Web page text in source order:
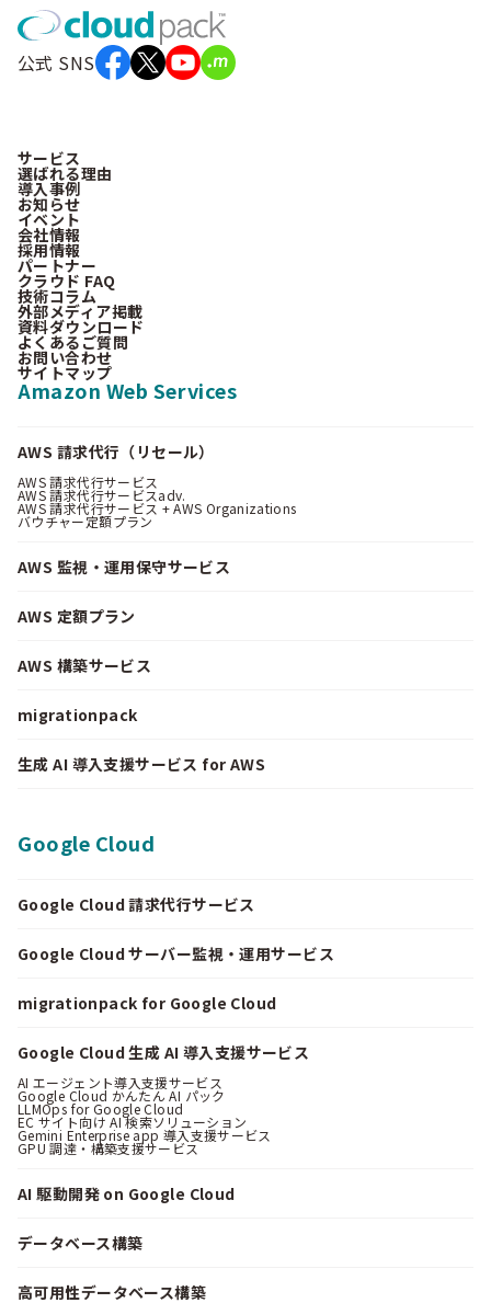
公式 SNS
サービス
選ばれる理由
導入事例
お知らせ
イベント
会社情報
採用情報
パートナー
クラウド FAQ
技術コラム
外部メディア掲載
資料ダウンロード
よくあるご質問
お問い合わせ
サイトマップ
Amazon Web Services
AWS 請求代行（リセール）
AWS 請求代行サービス
AWS 請求代行サービスadv.
AWS 請求代行サービス + AWS Organizations
バウチャー定額プラン
AWS 監視・運用保守サービス
AWS 定額プラン
AWS 構築サービス
migrationpack
生成 AI 導入支援サービス for AWS
Google Cloud
Google Cloud 請求代行サービス
Google Cloud サーバー監視・運用サービス
migrationpack for Google Cloud
Google Cloud 生成 AI 導入支援サービス
AI エージェント導入支援サービス
Google Cloud かんたん AI パック
LLMOps for Google Cloud
EC サイト向け AI 検索ソリューション
Gemini Enterprise app 導入支援サービス
GPU 調達・構築支援サービス
AI 駆動開発 on Google Cloud
データベース構築
高可用性データベース構築